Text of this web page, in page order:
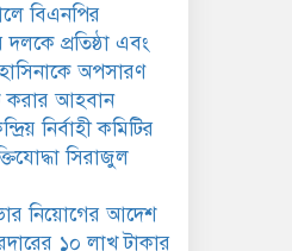
বিএনপির
দলকে প্রতিষ্ঠা এবং
হাসিনাকে অপসারণ
করার আহবান
নির্বাহী কমিটির
সিরাজুল
নিয়োগের আদেশ
১০ লাখ টাকার